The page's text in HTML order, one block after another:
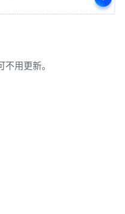
用更新。